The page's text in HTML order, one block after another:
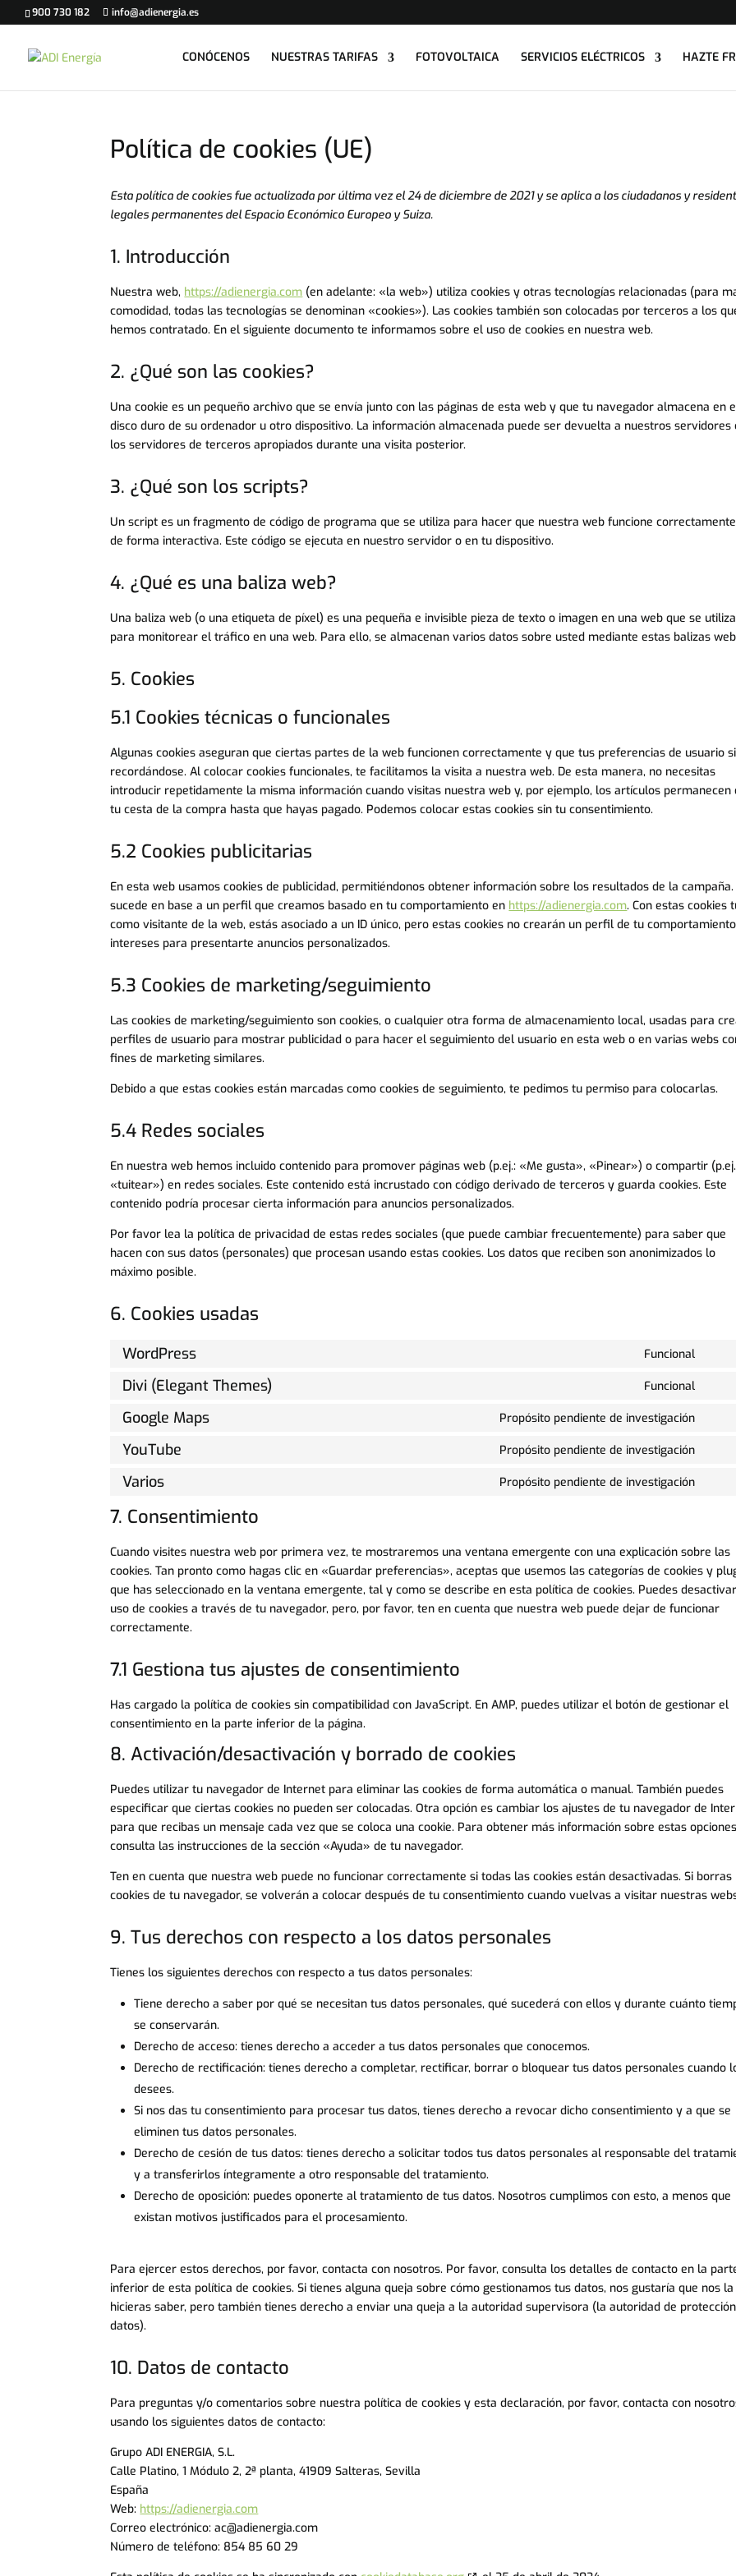
900 730 182 info@adienergia.es
CONÓCENOS NUESTRAS TARIFAS FOTOVOLTAICA SERVICIOS ELÉCTRICOS HAZTE
Política de cookies (UE)
Esta política de cookies fue actualizada por última vez el 24 de diciembre de 2021 y se aplica a los ciudadanos y
legales permanentes del Espacio Económico Europeo y Suiza.
1. Introducción
Nuestra web, https://adienergia.com (en adelante: «la web») utiliza cookies y otras tecnologías relacionadas (para
comodidad, todas las tecnologías se denominan «cookies»). Las cookies también son colocadas por terceros a los
hemos contratado. En el siguiente documento te informamos sobre el uso de cookies en nuestra web.
2. ¿Qué son las cookies?
Una cookie es un pequeño archivo que se envía junto con las páginas de esta web y que tu navegador almacena en
disco duro de su ordenador u otro dispositivo. La información almacenada puede ser devuelta a nuestros servidores
los servidores de terceros apropiados durante una visita posterior.
3. ¿Qué son los scripts?
Un script es un fragmento de código de programa que se utiliza para hacer que nuestra web funcione
de forma interactiva. Este código se ejecuta en nuestro servidor o en tu dispositivo.
4. ¿Qué es una baliza web?
Una baliza web (o una etiqueta de píxel) es una pequeña e invisible pieza de texto o imagen en una web que se utiliza
para monitorear el tráfico en una web. Para ello, se almacenan varios datos sobre usted mediante estas balizas
5. Cookies
5.1 Cookies técnicas o funcionales
Algunas cookies aseguran que ciertas partes de la web funcionen correctamente y que tus preferencias de usuario
recordándose. Al colocar cookies funcionales, te facilitamos la visita a nuestra web. De esta manera, no necesitas
introducir repetidamente la misma información cuando visitas nuestra web y, por ejemplo, los artículos permanecen
tu cesta de la compra hasta que hayas pagado. Podemos colocar estas cookies sin tu consentimiento.
5.2 Cookies publicitarias
En esta web usamos cookies de publicidad, permitiéndonos obtener información sobre los resultados de la campaña.
sucede en base a un perfil que creamos basado en tu comportamiento en https://adienergia.com. Con estas cookies
como visitante de la web, estás asociado a un ID único, pero estas cookies no crearán un perfil de tu
intereses para presentarte anuncios personalizados.
5.3 Cookies de marketing/seguimiento
Las cookies de marketing/seguimiento son cookies, o cualquier otra forma de almacenamiento local, usadas para
perfiles de usuario para mostrar publicidad o para hacer el seguimiento del usuario en esta web o en varias webs
fines de marketing similares.
Debido a que estas cookies están marcadas como cookies de seguimiento, te pedimos tu permiso para colocarlas.
5.4 Redes sociales
En nuestra web hemos incluido contenido para promover páginas web (p.ej.: «Me gusta», «Pinear») o compartir
«tuitear») en redes sociales. Este contenido está incrustado con código derivado de terceros y guarda cookies. Este
contenido podría procesar cierta información para anuncios personalizados.
Por favor lea la política de privacidad de estas redes sociales (que puede cambiar frecuentemente) para saber que
hacen con sus datos (personales) que procesan usando estas cookies. Los datos que reciben son anonimizados lo
máximo posible.
6. Cookies usadas
WordPress Funcional
Divi (Elegant Themes) Funcional
Google Maps Propósito pendiente de investigación
YouTube Propósito pendiente de investigación
Varios Propósito pendiente de investigación
varios
7. Consentimiento
Cuando visites nuestra web por primera vez, te mostraremos una ventana emergente con una explicación sobre las
cookies. Tan pronto como hagas clic en «Guardar preferencias», aceptas que usemos las categorías de cookies y
que has seleccionado en la ventana emergente, tal y como se describe en esta política de cookies. Puedes
uso de cookies a través de tu navegador, pero, por favor, ten en cuenta que nuestra web puede dejar de funcionar
correctamente.
7.1 Gestiona tus ajustes de consentimiento
Has cargado la política de cookies sin compatibilidad con JavaScript. En AMP, puedes utilizar el botón de gestionar el
consentimiento en la parte inferior de la página.
8. Activación/desactivación y borrado de cookies
Puedes utilizar tu navegador de Internet para eliminar las cookies de forma automática o manual. También puedes
especificar que ciertas cookies no pueden ser colocadas. Otra opción es cambiar los ajustes de tu navegador de
para que recibas un mensaje cada vez que se coloca una cookie. Para obtener más información sobre estas
consulta las instrucciones de la sección «Ayuda» de tu navegador.
Ten en cuenta que nuestra web puede no funcionar correctamente si todas las cookies están desactivadas. Si borras
cookies de tu navegador, se volverán a colocar después de tu consentimiento cuando vuelvas a visitar nuestras
9. Tus derechos con respecto a los datos personales
Tienes los siguientes derechos con respecto a tus datos personales:
Tiene derecho a saber por qué se necesitan tus datos personales, qué sucederá con ellos y durante cuánto
se conservarán.
Derecho de acceso: tienes derecho a acceder a tus datos personales que conocemos.
Derecho de rectificación: tienes derecho a completar, rectificar, borrar o bloquear tus datos personales cuando
desees.
Si nos das tu consentimiento para procesar tus datos, tienes derecho a revocar dicho consentimiento y a que se
eliminen tus datos personales.
Derecho de cesión de tus datos: tienes derecho a solicitar todos tus datos personales al responsable del
y a transferirlos íntegramente a otro responsable del tratamiento.
Derecho de oposición: puedes oponerte al tratamiento de tus datos. Nosotros cumplimos con esto, a menos que
existan motivos justificados para el procesamiento.
Para ejercer estos derechos, por favor, contacta con nosotros. Por favor, consulta los detalles de contacto en la
inferior de esta política de cookies. Si tienes alguna queja sobre cómo gestionamos tus datos, nos gustaría que nos la
hicieras saber, pero también tienes derecho a enviar una queja a la autoridad supervisora (la autoridad de
datos).
10. Datos de contacto
Para preguntas y/o comentarios sobre nuestra política de cookies y esta declaración, por favor, contacta con
usando los siguientes datos de contacto:
Grupo ADI ENERGIA, S.L.
Calle Platino, 1 Módulo 2, 2ª planta, 41909 Salteras, Sevilla
España
Web: https://adienergia.com
Correo electrónico:ac@adienergia.com
Número de teléfono: 854 85 60 29